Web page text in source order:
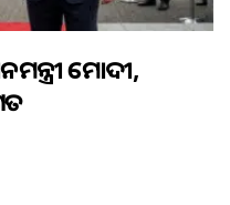
ମୋଦୀ,